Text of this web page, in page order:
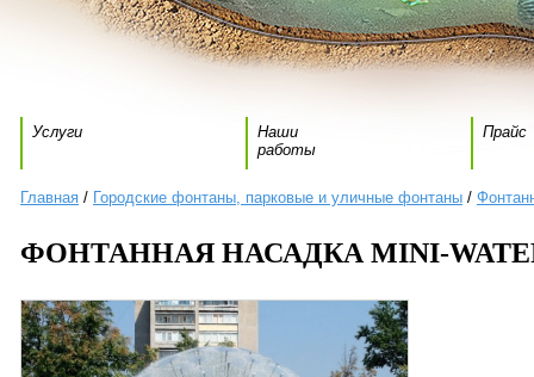
Услуги
Наши
работы
Прайс
Главная / Городские фонтаны, парковые и уличные фонтаны /
ФОНТАННАЯ НАСАДКА MINI-